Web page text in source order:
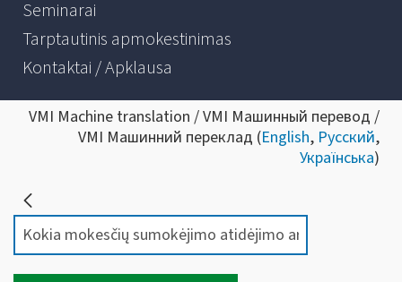
Seminarai
Tarptautinis apmokestinimas
Kontaktai / Apklausa
VMI Machine translation / VMI Машинный перевод /
VMI Машинний переклад (English, Русский,
Українська)